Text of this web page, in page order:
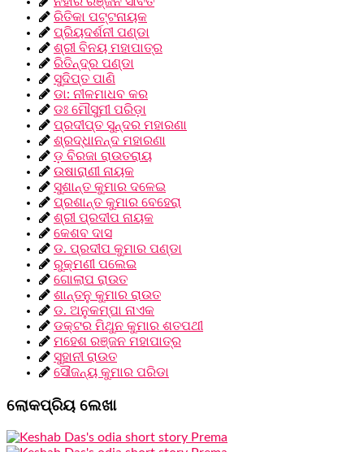
ରିତିକା ପଟ୍ଟନାୟକ
ପ୍ରିୟଦର୍ଶନୀ ପଣ୍ଡା
ଶ୍ରୀ ବିନୟ ମହାପାତ୍ର
ରିତିନ୍ଦ୍ର ପଣ୍ଡା
ସୁଦିପ୍ତ ପାଣି
ଡା: ନୀଳମାଧବ କର
ଡଃ ମୌସୁମୀ ପରିଡ଼ା
ପ୍ରଦୀପ୍ତ ସୁନ୍ଦର ମହାରଣା
ଶ୍ରଦ୍ଧାନନ୍ଦ ମହାରଣା
ଡ଼ ବିରଜା ରାଉତରାୟ
ଉଷାରାଣୀ ନାୟକ
ସୁଶାନ୍ତ କୁମାର ଦଳେଇ
ପ୍ରଶାନ୍ତ କୁମାର ବେହେରା
ଶ୍ରୀ ପ୍ରଦୀପ ନାୟକ
କେଶବ ଦାସ
ଡ. ପ୍ରଦୀପ କୁମାର ପଣ୍ଡା
ରୁକ୍ମଣୀ ପଲେଇ
ଗୋଲାପ ରାଉତ
ଶାନ୍ତନୁ କୁମାର ରାଉତ
ଡ. ଅନୁକମ୍ପା ନାଏକ
ଡକ୍ଟର ମିଥୁନ କୁମାର ଶତପଥୀ
ମହେଶ ରଞ୍ଜନ ମହାପାତ୍ର
ସୁହାନୀ ରାଉତ
ସୌଜନ୍ୟ କୁମାର ପରିଡା
ଲୋକପ୍ରିୟ ଲେଖା